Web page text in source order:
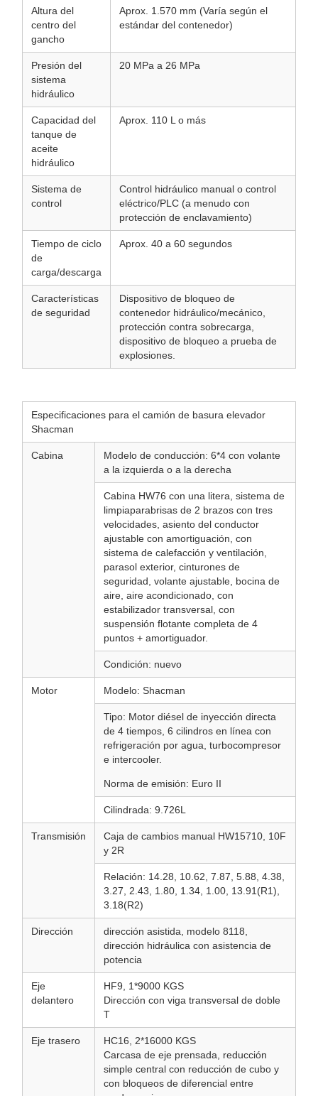
Altura del
centro del
gancho
Aprox. 1.570 mm (Varía según el
estándar del contenedor)
Presión del
sistema
hidráulico
20 MPa a 26 MPa
Capacidad del
tanque de
aceite
hidráulico
Aprox. 110 L o más
Sistema de
control
Control hidráulico manual o control
eléctrico/PLC (a menudo con
protección de enclavamiento)
Tiempo de ciclo
de
carga/descarga
Aprox. 40 a 60 segundos
Características
de seguridad
Dispositivo de bloqueo de
contenedor hidráulico/mecánico,
protección contra sobrecarga,
dispositivo de bloqueo a prueba de
explosiones.
Especificaciones para el camión de basura elevador
Shacman
Cabina
Modelo de conducción: 6*4 con volante
a la izquierda o a la derecha
Cabina HW76 con una litera, sistema de
limpiaparabrisas de 2 brazos con tres
velocidades, asiento del conductor
ajustable con amortiguación, con
sistema de calefacción y ventilación,
parasol exterior, cinturones de
seguridad, volante ajustable, bocina de
aire, aire acondicionado, con
estabilizador transversal, con
suspensión flotante completa de 4
puntos + amortiguador.
Condición: nuevo
Motor Modelo: Shacman
Tipo: Motor diésel de inyección directa
de 4 tiempos, 6 cilindros en línea con
refrigeración por agua, turbocompresor
e intercooler.
Norma de emisión: Euro II
Cilindrada: 9.726L
Transmisión
Caja de cambios manual HW15710, 10F
y 2R
Relación: 14.28, 10.62, 7.87, 5.88, 4.38,
3.27, 2.43, 1.80, 1.34, 1.00, 13.91(R1),
3.18(R2)
Dirección
dirección asistida, modelo 8118,
dirección hidráulica con asistencia de
potencia
Eje
delantero
HF9, 1*9000 KGS
Dirección con viga transversal de doble
T
Eje trasero
HC16, 2*16000 KGS
Carcasa de eje prensada, reducción
simple central con reducción de cubo y
con bloqueos de diferencial entre